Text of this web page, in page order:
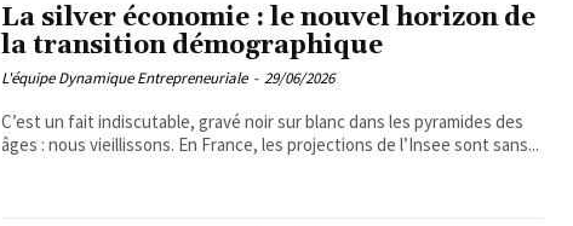
La silver économie : le nouvel horizon de
la transition démographique
L'équipe Dynamique Entrepreneuriale - 29/06/2026
C’est un fait indiscutable, gravé noir sur blanc dans les pyramides des
âges : nous vieillissons. En France, les projections de l’Insee sont sans...